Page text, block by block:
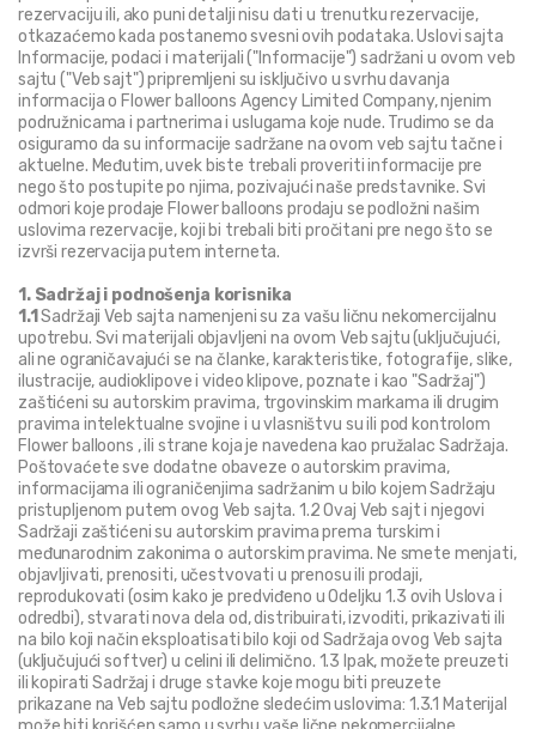
rezervaciju ili, ako puni detalji nisu dati u trenutku rezervacije,
otkazaćemo kada postanemo svesni ovih podataka. Uslovi sajta
Informacije, podaci i materijali ("Informacije") sadržani u ovom veb
sajtu ("Veb sajt") pripremljeni su isključivo u svrhu davanja
informacija o Flower balloons Agency Limited Company, njenim
podružnicama i partnerima i uslugama koje nude. Trudimo se da
osiguramo da su informacije sadržane na ovom veb sajtu tačne i
aktuelne. Međutim, uvek biste trebali proveriti informacije pre
nego što postupite po njima, pozivajući naše predstavnike. Svi
odmori koje prodaje Flower balloons prodaju se podložni našim
uslovima rezervacije, koji bi trebali biti pročitani pre nego što se
izvrši rezervacija putem interneta.
1. Sadržaj i podnošenja korisnika
1.1 Sadržaji Veb sajta namenjeni su za vašu ličnu nekomercijalnu
upotrebu. Svi materijali objavljeni na ovom Veb sajtu (uključujući,
ali ne ograničavajući se na članke, karakteristike, fotografije, slike,
ilustracije, audioklipove i video klipove, poznate i kao "Sadržaj")
zaštićeni su autorskim pravima, trgovinskim markama ili drugim
pravima intelektualne svojine i u vlasništvu su ili pod kontrolom
Flower balloons , ili strane koja je navedena kao pružalac Sadržaja.
Poštovaćete sve dodatne obaveze o autorskim pravima,
informacijama ili ograničenjima sadržanim u bilo kojem Sadržaju
pristupljenom putem ovog Veb sajta. 1.2 Ovaj Veb sajt i njegovi
Sadržaji zaštićeni su autorskim pravima prema turskim i
međunarodnim zakonima o autorskim pravima. Ne smete menjati,
objavljivati, prenositi, učestvovati u prenosu ili prodaji,
reprodukovati (osim kako je predviđeno u Odeljku 1.3 ovih Uslova i
odredbi), stvarati nova dela od, distribuirati, izvoditi, prikazivati ili
na bilo koji način eksploatisati bilo koji od Sadržaja ovog Veb sajta
(uključujući softver) u celini ili delimično. 1.3 Ipak, možete preuzeti
ili kopirati Sadržaj i druge stavke koje mogu biti preuzete
prikazane na Veb sajtu podložne sledećim uslovima: 1.3.1 Materijal